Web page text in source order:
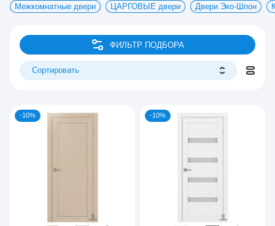
Межкомнатные двери ЦАРГОВЫЕ двери Двери Эко-Шпон
ФИЛЬТР ПОДБОРА
Сортировать
-10% -10%